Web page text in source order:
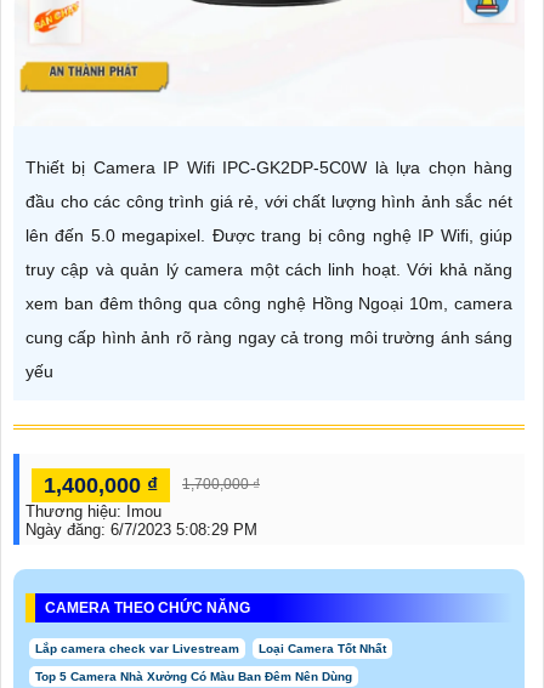
Thiết bị Camera IP Wifi IPC-GK2DP-5C0W là lựa chọn hàng
đầu cho các công trình giá rẻ, với chất lượng hình ảnh sắc nét
lên đến 5.0 megapixel. Được trang bị công nghệ IP Wifi, giúp
truy cập và quản lý camera một cách linh hoạt. Với khả năng
xem ban đêm thông qua công nghệ Hồng Ngoại 10m, camera
cung cấp hình ảnh rõ ràng ngay cả trong môi trường ánh sáng
yếu
1,400,000 ₫ 1,700,000 ₫
Thương hiệu: Imou
Ngày đăng: 6/7/2023 5:08:29 PM
CAMERA THEO CHỨC NĂNG
Lắp camera check var Livestream Loại Camera Tốt Nhất
Top 5 Camera Nhà Xưởng Có Màu Ban Đêm Nên Dùng